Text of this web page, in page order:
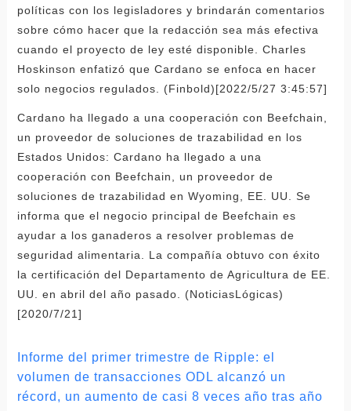
políticas con los legisladores y brindarán comentarios
sobre cómo hacer que la redacción sea más efectiva
cuando el proyecto de ley esté disponible. Charles
Hoskinson enfatizó que Cardano se enfoca en hacer
solo negocios regulados. (Finbold)[2022/5/27 3:45:57]
Cardano ha llegado a una cooperación con Beefchain,
un proveedor de soluciones de trazabilidad en los
Estados Unidos: Cardano ha llegado a una
cooperación con Beefchain, un proveedor de
soluciones de trazabilidad en Wyoming, EE. UU. Se
informa que el negocio principal de Beefchain es
ayudar a los ganaderos a resolver problemas de
seguridad alimentaria. La compañía obtuvo con éxito
la certificación del Departamento de Agricultura de EE.
UU. en abril del año pasado. (NoticiasLógicas)
[2020/7/21]
Informe del primer trimestre de Ripple: el
volumen de transacciones ODL alcanzó un
récord, un aumento de casi 8 veces año tras año